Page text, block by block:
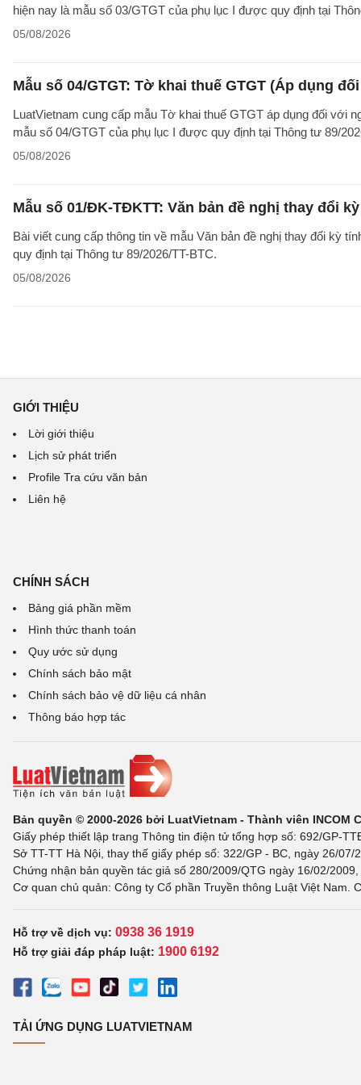
hiện nay là mẫu số 03/GTGT của phụ lục I được quy định tại
05/08/2026
Mẫu số 04/GTGT: Tờ khai thuế GTGT (Áp dụng
LuatVietnam cung cấp mẫu Tờ khai thuế GTGT áp dụng đối với
mẫu số 04/GTGT của phụ lục I được quy định tại Thông tư 89/
05/08/2026
Mẫu số 01/ĐK-TĐKTT: Văn bản đề nghị thay đổi
Bài viết cung cấp thông tin về mẫu Văn bản đề nghị thay đổi kỳ
quy định tại Thông tư 89/2026/TT-BTC.
05/08/2026
GIỚI THIỆU
Lời giới thiệu
Lịch sử phát triển
Profile Tra cứu văn bản
Liên hệ
CHÍNH SÁCH
Bảng giá phần mềm
Hình thức thanh toán
Quy ước sử dụng
Chính sách bảo mật
Chính sách bảo vệ dữ liệu cá nhân
Thông báo hợp tác
Bản quyền © 2000-2026 bởi LuatVietnam - Thành viên INCOM
Giấy phép thiết lập trang Thông tin điện tử tổng hợp số: 692/GP-
Sở TT-TT Hà Nội, thay thế giấy phép số: 322/GP - BC, ngày 26/
Chứng nhận bản quyền tác giả số 280/2009/QTG ngày 16/02/
Cơ quan chủ quản: Công ty Cổ phần Truyền thông Luật Việt Nam.
Hỗ trợ về dịch vụ: 0938 36 1919
Hỗ trợ giải đáp pháp luật: 1900 6192
TẢI ỨNG DỤNG LUATVIETNAM